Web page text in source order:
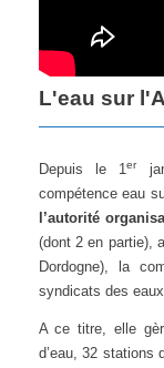
L'eau sur
Depuis le 1er
compétence eau
l’autorité
(dont 2 en partie),
Dordogne), la
syndicats des
A ce titre, elle
d’eau, 32 stations